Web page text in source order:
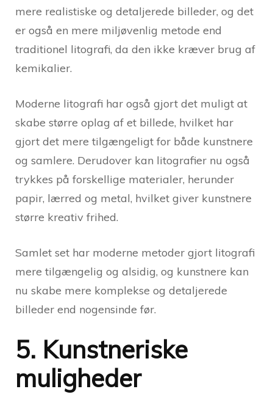
mere realistiske og detaljerede billeder, og det
er også en mere miljøvenlig metode end
traditionel litografi, da den ikke kræver brug af
kemikalier.
Moderne litografi har også gjort det muligt at
skabe større oplag af et billede, hvilket har
gjort det mere tilgængeligt for både kunstnere
og samlere. Derudover kan litografier nu også
trykkes på forskellige materialer, herunder
papir, lærred og metal, hvilket giver kunstnere
større kreativ frihed.
Samlet set har moderne metoder gjort litografi
mere tilgængelig og alsidig, og kunstnere kan
nu skabe mere komplekse og detaljerede
billeder end nogensinde før.
5. Kunstneriske
muligheder